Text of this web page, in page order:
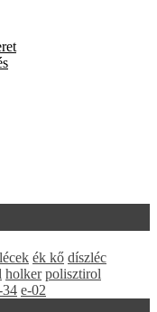
ék kő díszléc
holker polisztirol
34 e-02